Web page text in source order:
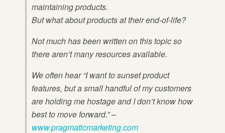
maintaining products.
But what about products at their end-of-life?
Not much has been written on this topic so
there aren’t many resources available.
We often hear “I want to sunset product
features, but a small handful of my customers
are holding me hostage and I don’t know how
best to move forward.” –
www.pragmaticmarketing.com